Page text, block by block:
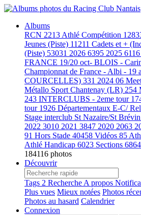
Albums
RCN 2213 Athlé Compétition
Jeunes (Piste) 11211 Cadets et +
(Piste) 53031 2026 6395 2025 6116
FRANCE 19/20 oct- BLOIS -
Championnat de France - Albi - 19
COURCELLES) 331 2024 06
Métallo Sport Chantenay (LR) 254
243 INTERCLUBS - 2eme tour
tour 1926 Départementaux E-C/
Stage interclub St Nazaire/St
2022 3010 2021 3847 2020 2063
91 Hors Stade 40458 Vidéos 85
Athlé Handicap 6023 Sections 6864
184116 photos
Découvrir
Tags 2 Recherche A propos
Plus vues Mieux notées Photos
Photos au hasard Calendrier
Connexion